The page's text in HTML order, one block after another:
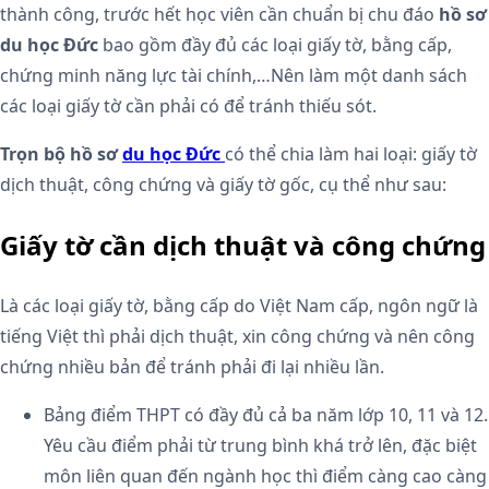
thành công, trước hết học viên cần chuẩn bị chu đáo hồ sơ
du học Đức bao gồm đầy đủ các loại giấy tờ, bằng cấp,
chứng minh năng lực tài chính,…Nên làm một danh sách
các loại giấy tờ cần phải có để tránh thiếu sót.
Trọn bộ hồ sơdu học Đức có thể chia làm hai loại: giấy tờ
dịch thuật, công chứng và giấy tờ gốc, cụ thể như sau:
Giấy tờ cần dịch thuật và công chứng
Là các loại giấy tờ, bằng cấp do Việt Nam cấp, ngôn ngữ là
tiếng Việt thì phải dịch thuật, xin công chứng và nên công
chứng nhiều bản để tránh phải đi lại nhiều lần.
Bảng điểm THPT có đầy đủ cả ba năm lớp 10, 11 và 12.
Yêu cầu điểm phải từ trung bình khá trở lên, đặc biệt
môn liên quan đến ngành học thì điểm càng cao càng